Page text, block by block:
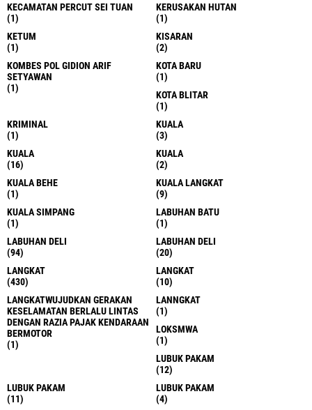
KECAMATAN PERCUT SEI TUAN
(1)
KERUSAKAN HUTAN
(1)
KETUM
(1)
KISARAN
(2)
KOMBES POL GIDION ARIF
SETYAWAN
(1)
KOTA BARU
(1)
KOTA BLITAR
(1)
KRIMINAL
(1)
KUALA
(3)
KUALA
(16)
KUALA
(2)
KUALA BEHE
(1)
KUALA LANGKAT
(9)
KUALA SIMPANG
(1)
LABUHAN BATU
(1)
LABUHAN DELI
(94)
LABUHAN DELI
(20)
LANGKAT
(430)
LANGKAT
(10)
LANGKATWUJUDKAN GERAKAN
KESELAMATAN BERLALU LINTAS
DENGAN RAZIA PAJAK KENDARAAN
BERMOTOR
(1)
LANNGKAT
(1)
LOKSMWA
(1)
LUBUK PAKAM
(12)
LUBUK PAKAM
(11)
LUBUK PAKAM
(4)